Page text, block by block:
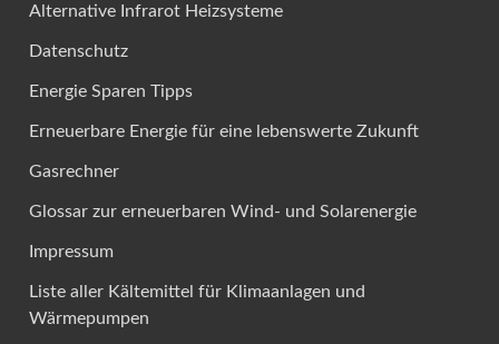
Alternative Infrarot Heizsysteme
Datenschutz
Energie Sparen Tipps
Erneuerbare Energie für eine lebenswerte Zukunft
Gasrechner
Glossar zur erneuerbaren Wind- und Solarenergie
Impressum
Liste aller Kältemittel für Klimaanlagen und
Wärmepumpen